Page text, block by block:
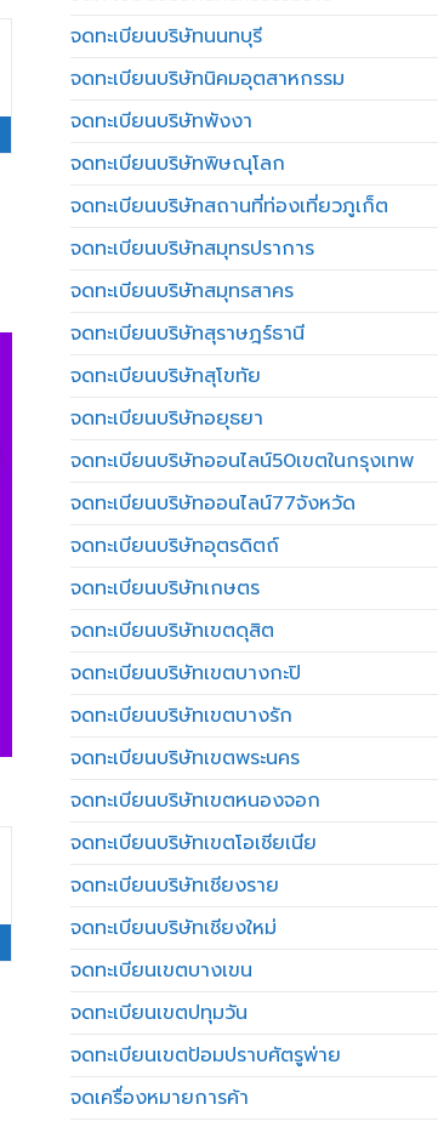
จดทะเบียนบริษัทนนทบุรี
จดทะเบียนบริษัทนิคมอุตสาหกรรม
จดทะเบียนบริษัทพังงา
จดทะเบียนบริษัทพิษณุโลก
จดทะเบียนบริษัทสถานที่ท่องเที่ยวภูเก็ต
จดทะเบียนบริษัทสมุทรปราการ
จดทะเบียนบริษัทสมุทรสาคร
จดทะเบียนบริษัทสุราษฎร์ธานี
จดทะเบียนบริษัทสุโขทัย
จดทะเบียนบริษัทอยุธยา
จดทะเบียนบริษัทออนไลน์50เขตในกรุงเทพ
จดทะเบียนบริษัทออนไลน์77จังหวัด
จดทะเบียนบริษัทอุตรดิตถ์
จดทะเบียนบริษัทเกษตร
จดทะเบียนบริษัทเขตดุสิต
จดทะเบียนบริษัทเขตบางกะปิ
จดทะเบียนบริษัทเขตบางรัก
จดทะเบียนบริษัทเขตพระนคร
จดทะเบียนบริษัทเขตหนองจอก
จดทะเบียนบริษัทเขตโอเชียเนีย
จดทะเบียนบริษัทเชียงราย
จดทะเบียนบริษัทเชียงใหม่
จดทะเบียนเขตบางเขน
จดทะเบียนเขตปทุมวัน
จดทะเบียนเขตป้อมปราบศัตรูพ่าย
จดเครื่องหมายการค้า